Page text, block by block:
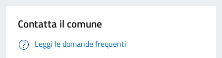
Contatta il comune
Leggi le domande frequenti